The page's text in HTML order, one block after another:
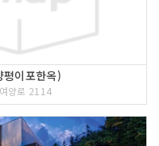
이포한옥)
양로 2114